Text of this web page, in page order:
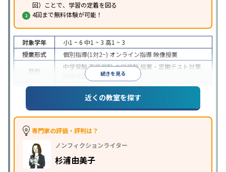
回）ことで、学習の定着を図る
4回まで無料体験が可能！
続きを見る
対象学年 小1 ~ 6 中1 ~ 3 高1 ~ 3
授業形式
個別指導(1対2~) オンライン指導映像授業
目的
中学受験高校受験大学受験 授業・定期テスト対策
内申点対策
学習習慣の定着
成績保証制度あり授業の振替可能オンライン対応
1科目から受講可能季節講習のみの受講可
※2023年3月調査。小学校高学年の個別指導塾アンケート調査方法を参
近くの教室を探す
専門家の評価・評判は？
ノンフィクションライター
杉浦由美子